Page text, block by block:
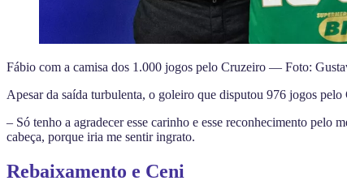
Fábio com a camisa dos 1.000 jogos pelo Cruzeiro — Foto:
Apesar da saída turbulenta, o goleiro que disputou 976 jogos
– Só tenho a agradecer esse carinho e esse reconhecimento
cabeça, porque iria me sentir ingrato.
Rebaixamento e Ceni